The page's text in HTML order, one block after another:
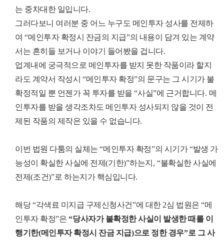
는 중차대한 일입니다.
그러다보니 여러분 중 어느 누구도 메인투자 성사를 전제하
여 “메인투자 확정시 잔금의 지급”의 내용이 담겨 있는 계약
서는 흔히들 보거나 이야기 들어봤을 겁니다.
업계내에 궁극적으로 메인투자를 받지 못한 작품이라 할지
라도 계약서 작성시 “메인투자 확정”의 문구는 그 시기가 불
확정적일 뿐 언젠가 꼭 투자를 받을 “사실”에 근거합니다. 메
인투자를 받을 생각조차도 메인투자 성사되지 않을 것이 전
제된 작품의 제작은 있을 수 없습니다.
이번 법원 다툼의 실체는 “메인투자 확정”의 시기가“발생 가
능성이 확실한 사실에 전제 (기한)”하는지 , “불확실한 사실에
전제 (조건)”로 하는지가 핵심입니다.
해당“각색료 미지급 구제신청사건”에 대한 2심 법원은 “메
인투자 확정”은 “당사자가 불확정한 사실이 발생한 때를 이
행기한(메인투자 확정시 잔금 지급)으로 정한 경우”로 그 사